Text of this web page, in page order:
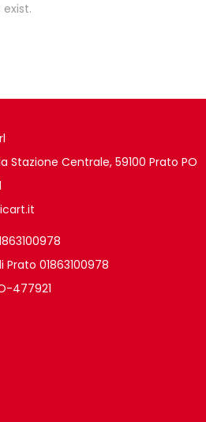
Stazione Centrale, 59100 Prato PO
Prato 01863100978
477921